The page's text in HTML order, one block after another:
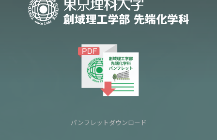
パンフレットダウンロード